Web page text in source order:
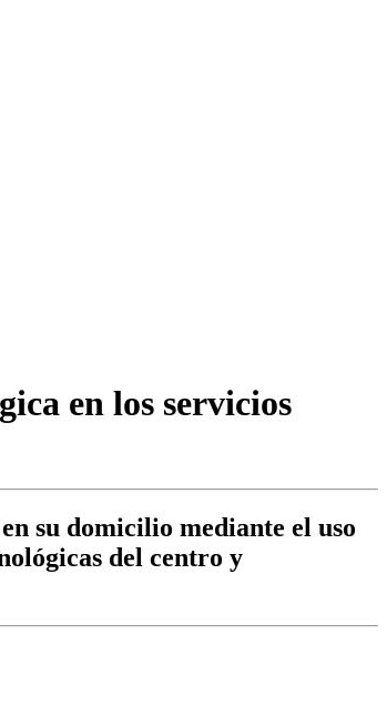
en los servicios
su domicilio mediante el uso
del centro y